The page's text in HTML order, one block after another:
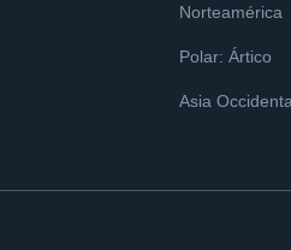
Norteamérica
Polar: Ártico
Asia